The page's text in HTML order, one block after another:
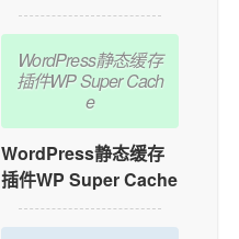
WordPress静态缓存
插件WP Super Cach
e
WordPress静态缓存
插件WP Super Cache